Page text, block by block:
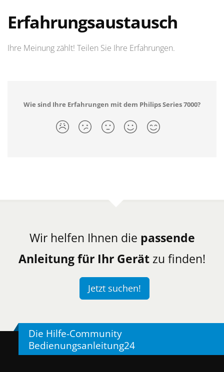
Erfahrungsaustausch
Ihre Meinung zählt! Teilen Sie Ihre Erfahrungen.
Wie sind Ihre Erfahrungen mit dem Philips Series 7000?
Wir helfen Ihnen die passende
Anleitung für Ihr Gerät zu finden!
Jetzt suchen!
Die Hilfe-Community
Bedienungsanleitung24